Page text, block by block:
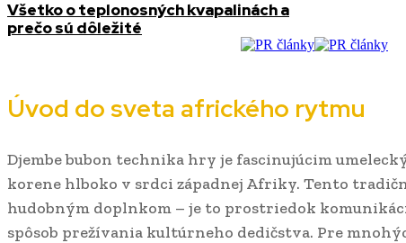
Všetko o teplonosných kvapalinách a
prečo sú dôležité
Úvod do sveta afrického rytmu
Djembe bubon technika hry je fascinujúcim
korene hlboko v srdci západnej Afriky. Tento
hudobným doplnkom – je to prostriedok
spôsob prežívania kultúrneho dedičstva. Pre